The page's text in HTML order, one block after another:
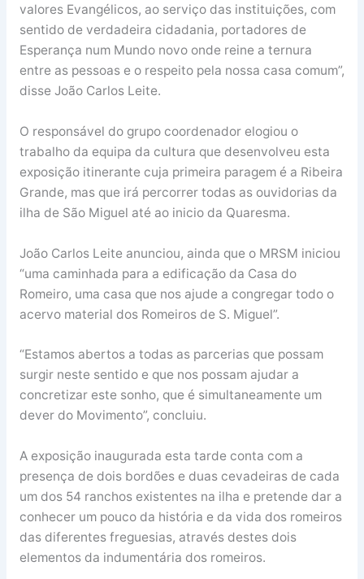
valores Evangélicos, ao serviço das instituições, com
sentido de verdadeira cidadania, portadores de
Esperança num Mundo novo onde reine a ternura
entre as pessoas e o respeito pela nossa casa comum”,
disse João Carlos Leite.
O responsável do grupo coordenador elogiou o
trabalho da equipa da cultura que desenvolveu esta
exposição itinerante cuja primeira paragem é a Ribeira
Grande, mas que irá percorrer todas as ouvidorias da
ilha de São Miguel até ao inicio da Quaresma.
João Carlos Leite anunciou, ainda que o MRSM iniciou
“uma caminhada para a edificação da Casa do
Romeiro, uma casa que nos ajude a congregar todo o
acervo material dos Romeiros de S. Miguel”.
“Estamos abertos a todas as parcerias que possam
surgir neste sentido e que nos possam ajudar a
concretizar este sonho, que é simultaneamente um
dever do Movimento”, concluiu.
A exposição inaugurada esta tarde conta com a
presença de dois bordões e duas cevadeiras de cada
um dos 54 ranchos existentes na ilha e pretende dar a
conhecer um pouco da história e da vida dos romeiros
das diferentes freguesias, através destes dois
elementos da indumentária dos romeiros.